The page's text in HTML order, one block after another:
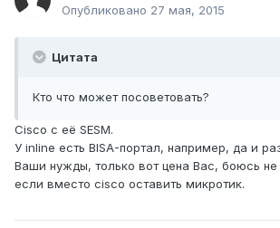
Опубликовано 27 мая, 2015
Цитата
Кто что может посоветовать?
Cisco с её SESM.
У inline есть BISA-портал, например, да и
Ваши нужды, только вот цена Вас, боюсь не
если вместо cisco оставить микротик.